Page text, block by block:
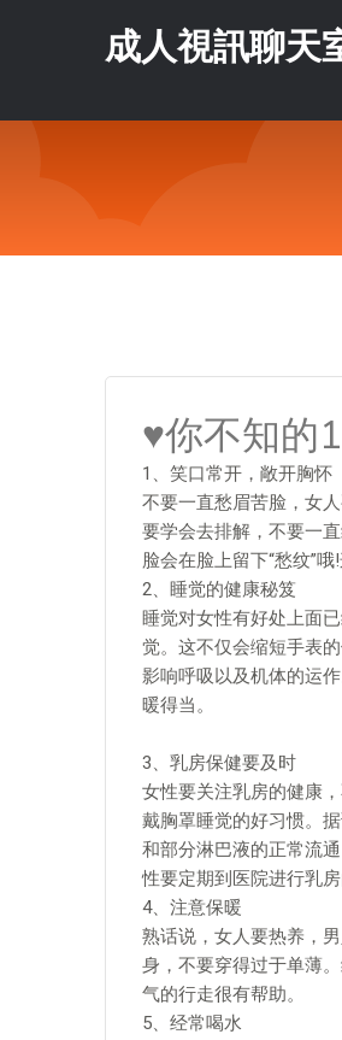
成人視訊聊天
♥你不知的
1、笑口常开，敞开胸怀
不要一直愁眉苦脸，女
要学会去排解，不要一
脸会在脸上留下“愁纹”
2、睡觉的健康秘笈
睡觉对女性有好处上面
觉。这不仅会缩短手表
影响呼吸以及机体的运
暖得当。
3、乳房保健要及时
女性要关注乳房的健康
戴胸罩睡觉的好习惯。
和部分淋巴液的正常流
性要定期到医院进行乳房
4、注意保暖
熟话说，女人要热养，
身，不要穿得过于单薄
气的行走很有帮助。
5、经常喝水